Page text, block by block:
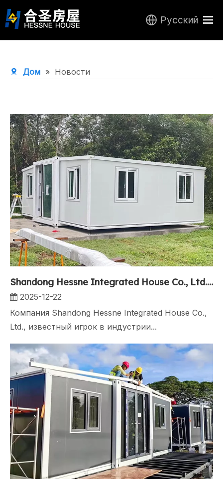
Продукты
Новости
Связаться с нами
Pусский
Дом » Новости
Shandong Hessne Integrated House Co., Ltd. продолжает лидировать в инновациях в области модульных жилищных решений
2025-12-22
Компания Shandong Hessne Integrated House Co.,
Ltd., известный игрок в индустрии...